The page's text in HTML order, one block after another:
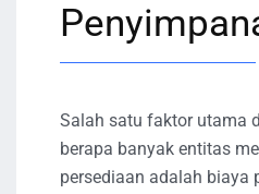
Salah satu faktor utama
berapa banyak entitas
persediaan adalah biaya